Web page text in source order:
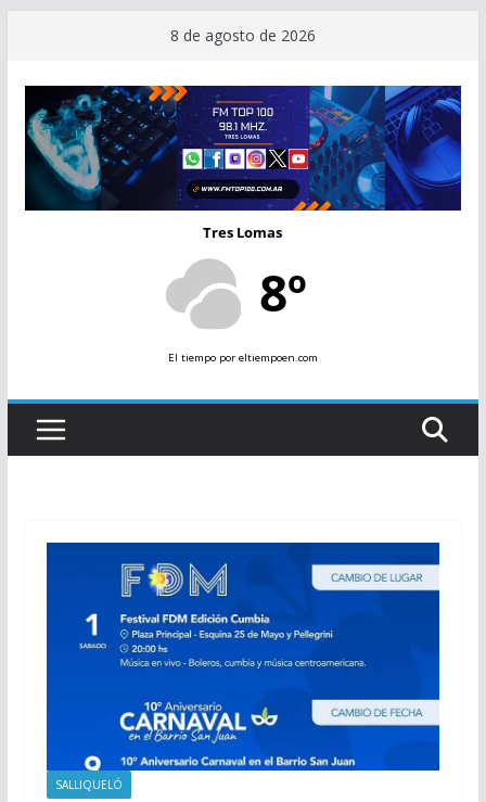
contenido
8 de agosto de 2026
Tres Lomas
8º
El tiempopor eltiempoen.com
SALLIQUELÓ